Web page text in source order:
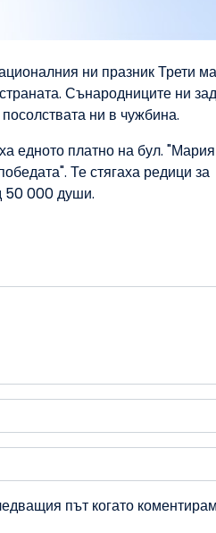
ни празник Трети
Сънародниците ни зад
ни в чужбина.
едното платно на бул. "Мария
Те стягаха редици за
50 000 души.
път когато